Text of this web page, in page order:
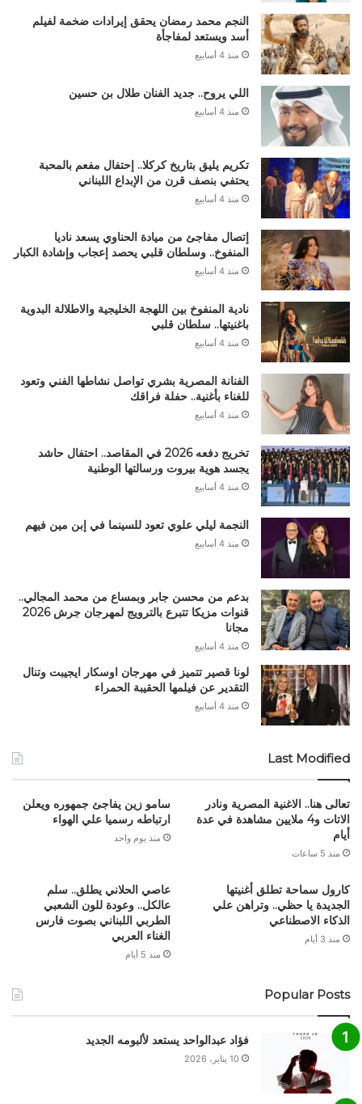
النجم محمد رمضان يحقق إيرادات ضخمة لفيلم
أسد ويستعد لمفاجأة
منذ 4 أسابيع
اللي يروح.. جديد الفنان طلال بن حسين
منذ 4 أسابيع
تكريم يليق بتاريخ كركلا.. إحتفال مفعم بالمحبة
يحتفي بنصف قرن من الإبداع اللبناني
منذ 4 أسابيع
إتصال مفاجئ من ميادة الحناوي يسعد ناديا
المنفوخ.. وسلطان قلبي يحصد إعجاب وإشادة الكبار
منذ 4 أسابيع
نادية المنفوخ بين اللهجة الخليجية والاطلالة البدوية
باغنيتها.. سلطان قلبي
منذ 4 أسابيع
الفنانة المصرية بشري تواصل نشاطها الفني وتعود
للغناء بأغنية.. حفلة فراقك
منذ 4 أسابيع
تخريج دفعه 2026 في المقاصد.. احتفال حاشد
يجسد هوية بيروت ورسالتها الوطنية
منذ 4 أسابيع
النجمة ليلي علوي تعود للسينما في إبن مين فيهم
منذ 4 أسابيع
بدعم من محسن جابر وبمساع من محمد المجالي..
قنوات مزيكا تتبرع بالترويج لمهرجان جرش 2026
مجانا
منذ 4 أسابيع
لونا قصير تتميز في مهرجان اوسكار ايجيبت وتنال
التقدير عن فيلمها الحقيبة الحمراء
منذ 4 أسابيع
Last Modified
تعالى هنا.. الاغنية المصرية ونادر
الاتات و4 ملايين مشاهدة في عدة
أيام
منذ 5 ساعات
سامو زين يفاجئ جمهوره ويعلن
ارتباطه رسميا علي الهواء
منذ يوم واحد
كارول سماحة تطلق أغنيتها
الجديدة يا حظي.. وتراهن علي
الذكاء الاصطناعي
منذ 3 أيام
عاصي الحلاني يطلق.. سلم
عالكل.. وعودة للون الشعبي
الطربي اللبناني بصوت فارس
الغناء العربي
منذ 5 أيام
Popular Posts
فؤاد عبدالواحد يستعد لألبومه الجديد
10 يناير، 2026